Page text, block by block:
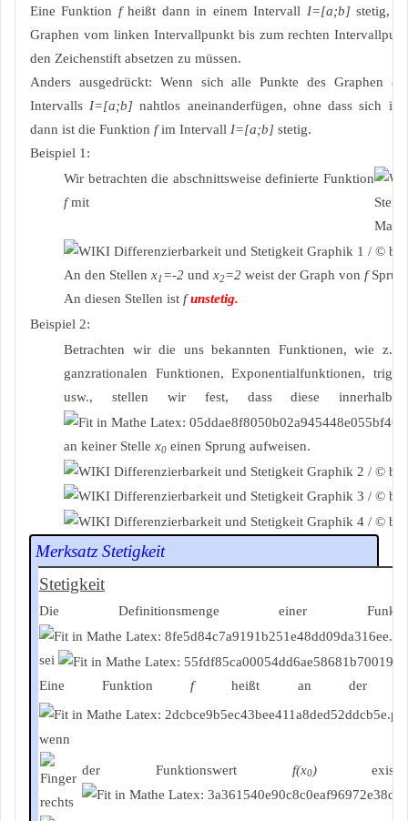
Eine Funktion fheißt dann in einem Intervall I=[a;b] stetig,
Graphen vom linken Intervallpunkt bis zum rechten
den Zeichenstift absetzen zu müssen.
Anders ausgedrückt: Wenn sich alle Punkte des Graphen
IntervallsI=[a;b] nahtlos aneinanderfügen, ohne dass sich
dann ist die Funktion fim Intervall I=[a;b] stetig.
Beispiel 1:
Wir betrachten die abschnittsweise definierte Funktion
fmit
An den Stellen x1 =-2 und x2=2 weist der Graph von f
An diesen Stellen ist f unstetig.
Beispiel 2:
Betrachten wir die uns bekannten Funktionen, wie z.
ganzrationalen Funktionen, Exponentialfunktionen,
usw., stellen wir fest, dass diese innerhalb
an keiner Stelle x0 einen Sprung aufweisen.
Merksatz Stetigkeit
Stetigkeit
Die Definitionsmenge einer
sei
Eine Funktionfheißt an der
wenn
der Funktionswert f(x0)